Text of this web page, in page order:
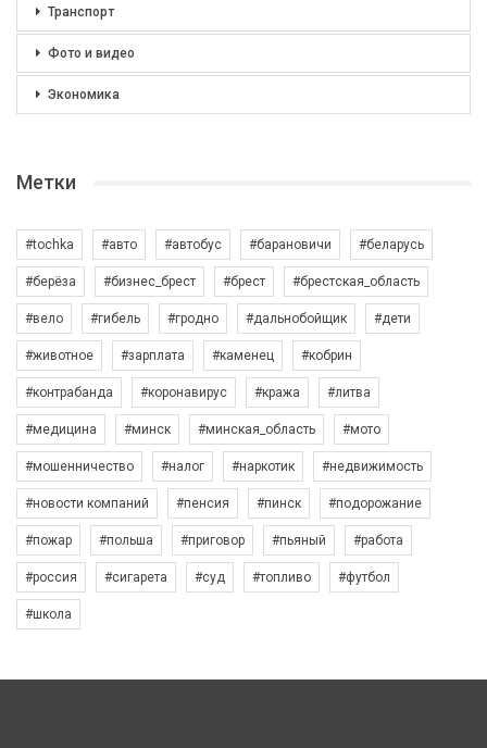
Транспорт
Фото и видео
Экономика
Метки
#tochka #авто #автобус #барановичи #беларусь
#берёза #бизнес_брест #брест #брестская_область
#вело #гибель #гродно #дальнобойщик #дети
#животное #зарплата #каменец #кобрин
#контрабанда #коронавирус #кража #литва
#медицина #минск #минская_область #мото
#мошенничество #налог #наркотик #недвижимость
#новости компаний #пенсия #пинск #подорожание
#пожар #польша #приговор #пьяный #работа
#россия #сигарета #суд #топливо #футбол
#школа